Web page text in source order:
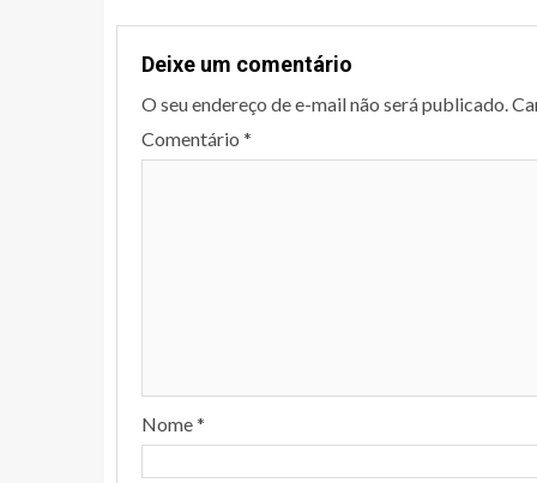
Deixe um comentário
O seu endereço de e-mail não será publicado.
Comentário *
Nome*